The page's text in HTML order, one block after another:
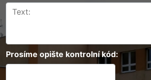
Prosíme opište kontrolní kód: